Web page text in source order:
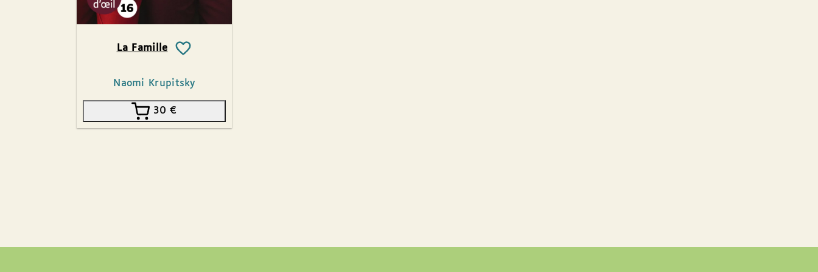
La Famille
Naomi Krupitsky
30€